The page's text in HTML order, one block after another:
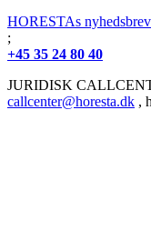
HORESTAs nyhedsbrev
;
+45 35 24 80 40
JURIDISK
callcenter@horesta.dk ,